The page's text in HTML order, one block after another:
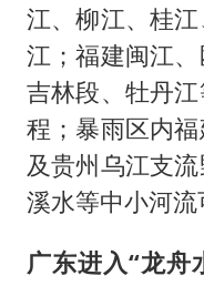
江、柳江、桂
江；福建闽江
吉林段、牡丹
程；暴雨区内
及贵州乌江支
溪水等中小河流
广东进入“龙舟